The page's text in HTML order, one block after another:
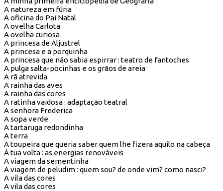
A natureza em fúria
A oficina do Pai Natal
A ovelha Carlota
A ovelha curiosa
A princesa de Aljustrel
A princesa e a porquinha
A princesa que não sabia espirrar : teatro de fantoches
A pulga salta-pocinhas e os grãos de areia
A rã atrevida
A rainha das aves
A rainha das cores
A ratinha vaidosa : adaptação teatral
A senhora Frederica
A sopa verde
A tartaruga redondinha
A terra
A toupeira que queria saber quem lhe fizera aquilo na cabeça
À tua volta : as energias renováveis
A viagem da sementinha
A viagem de peludim : quem sou? de onde vim? como nasci?
A vila das cores
A vila das cores